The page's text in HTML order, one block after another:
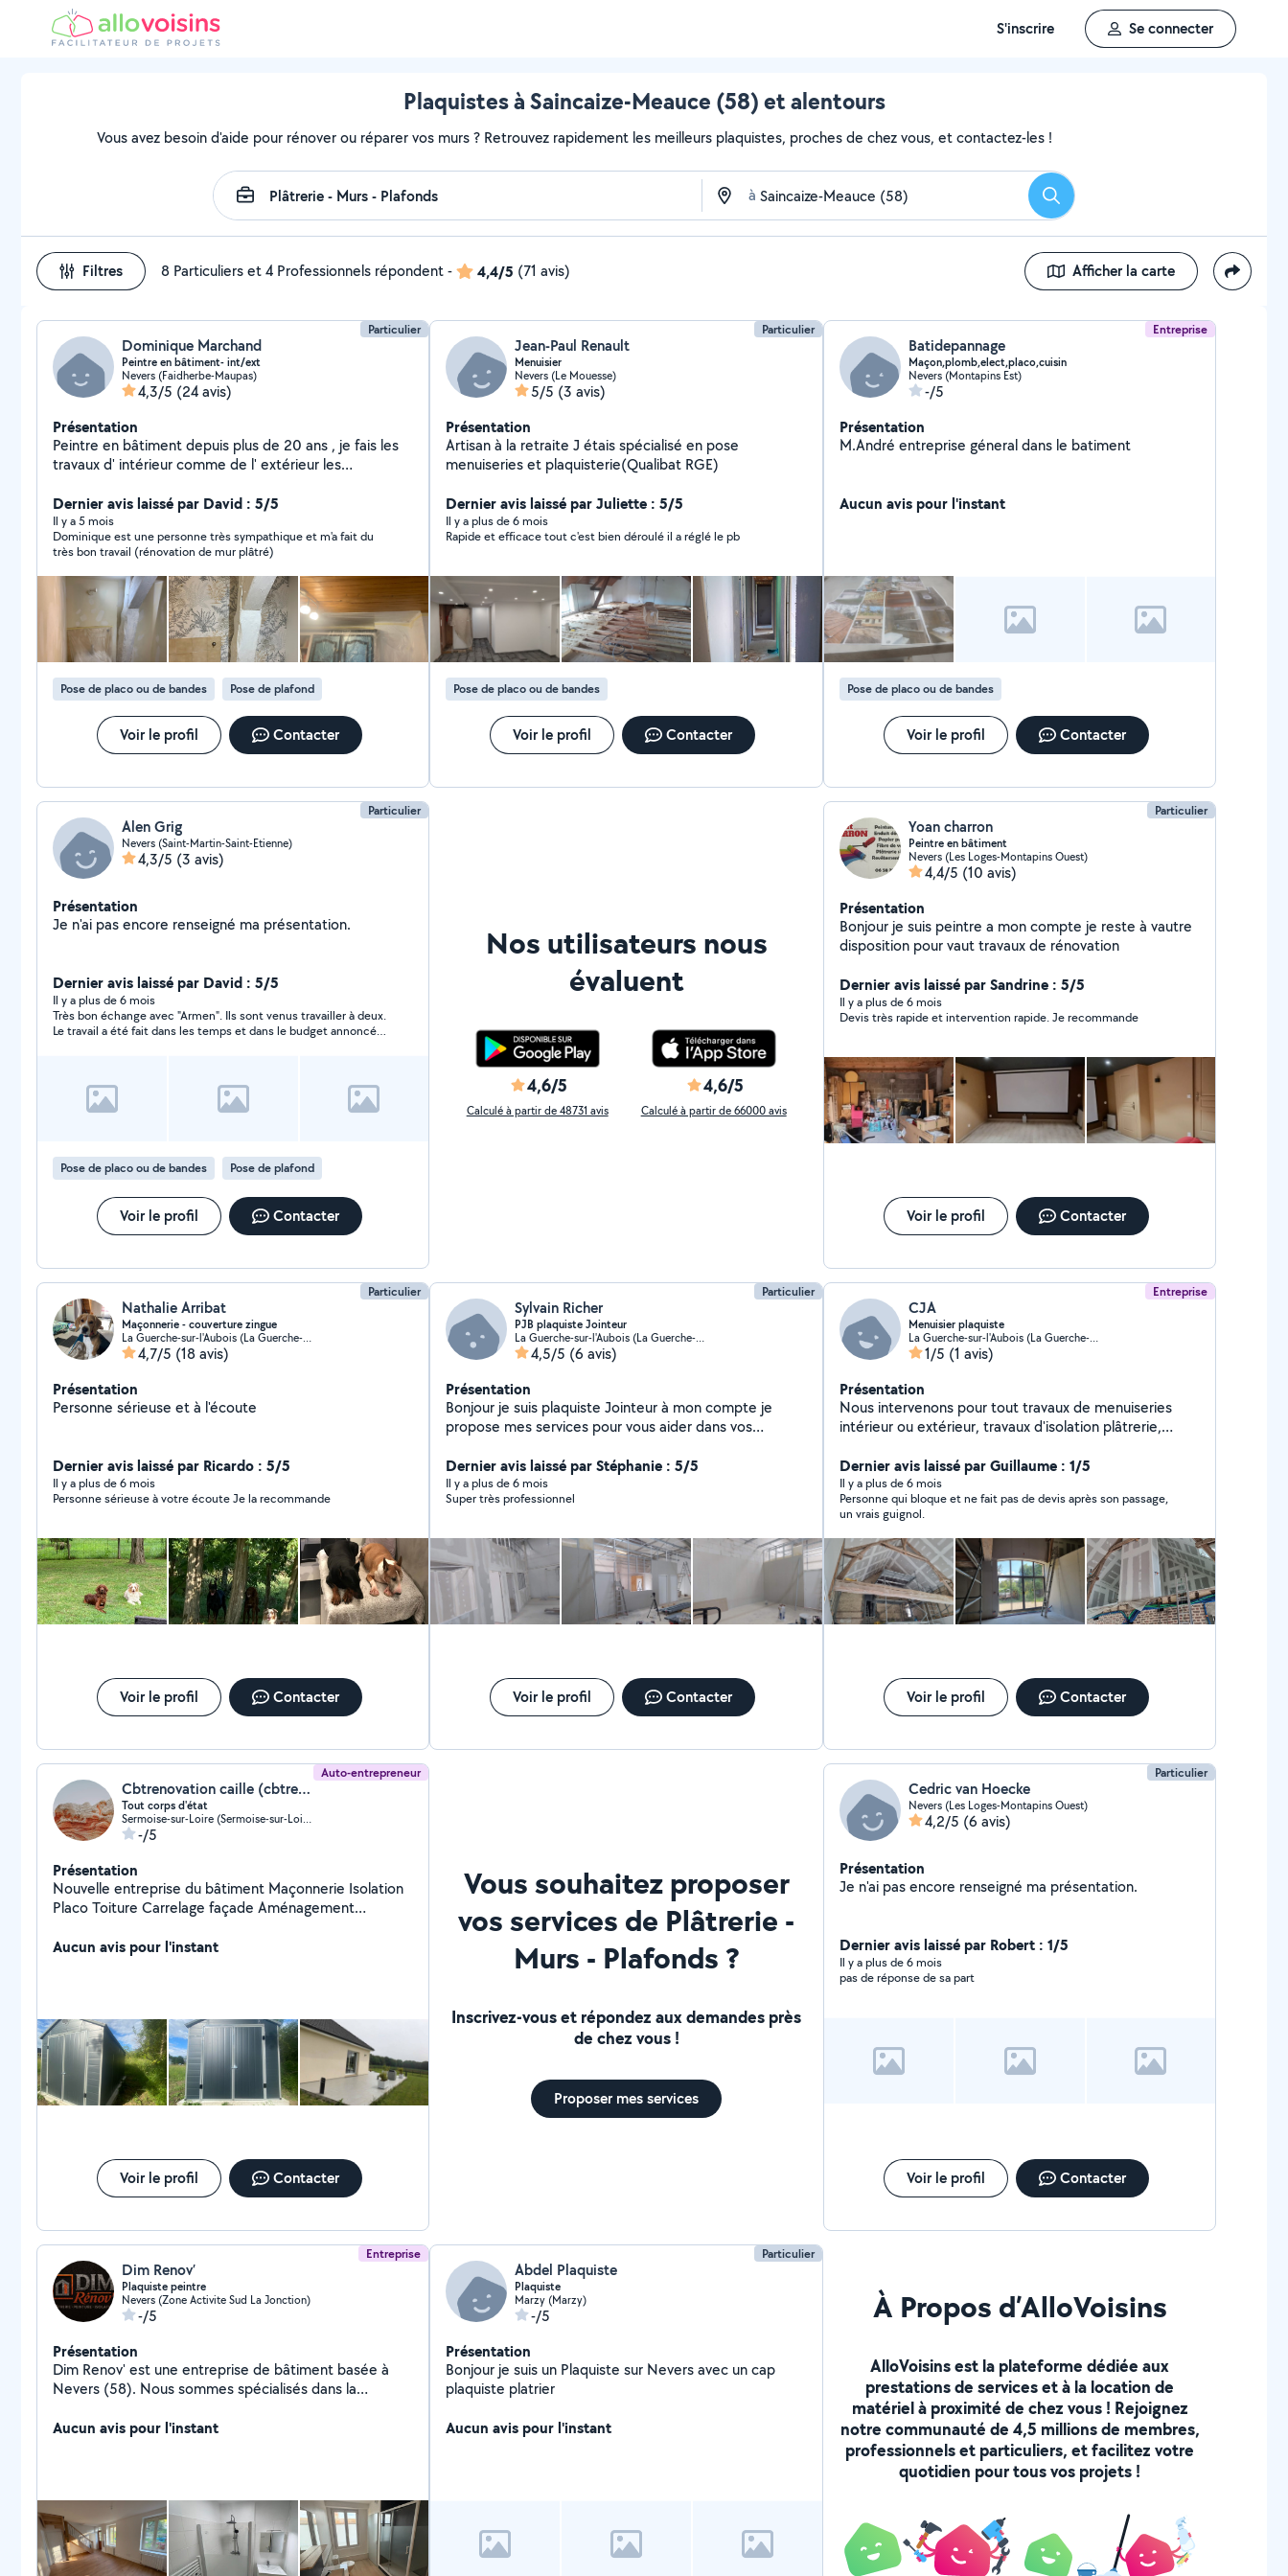
S'inscrire Se connecter
Plaquistes à Saincaize-Meauce (58) et alentours
Vous avez besoin d'aide pour rénover ou réparer vos murs ? Retrouvez rapidement les meilleurs plaquistes, proches de chez vous, et contactez-les !
à Rechercher
Filtres 8 Particuliers et 4 Professionnels répondent- 4,4/5 (71 avis) Afficher la carte
Particulier
Dominique Marchand
Peintre en bâtiment- int/ext
Nevers (Faidherbe-Maupas)
4,3/5 (24 avis)
Présentation
Peintre en bâtiment depuis plus de 20 ans , je fais les
travaux d' intérieur comme de l' extérieur les
Je suis applicateur de peinture sur tous supports , je
pose les revêtements muraux papiers peint et fibre de
verre à peindre et pose de revêtements de sol pvc et
moquettes . Je fais de la peinture de sol intérieur
/extérieur époxy et polyuréthane, J' interviens sur les
supports abimés suite aux dégats des eaux Je fais du
traitement de façade du nettoyage à la finition en
peinture et propose les solutions techniques pour les
différents supports à traiter.
Dernier avis laissé par David : 5/5
Il y a 5 mois
Dominique est une personne très sympathique et m'a fait du
très bon travail (rénovation de mur plâtré)
Pose de placo ou de bandes Pose de plafond
Voir le profil Contacter
Particulier
Jean-Paul Renault
Menuisier
Nevers (Le Mouesse)
5/5 (3 avis)
Présentation
Artisan à la retraite J étais spécialisé en pose
menuiseries et plaquisterie(Qualibat RGE)
Dernier avis laissé par Juliette : 5/5
Il y a plus de 6 mois
Rapide et efficace tout c'est bien déroulé il a réglé le pb
Pose de placo ou de bandes
Voir le profil Contacter
Entreprise
Batidepannage
Maçon,plomb,elect,placo,cuisin
Nevers (Montapins Est)
-/5
Présentation
M.André entreprise géneral dans le batiment
Aucun avis pour l'instant
Pose de placo ou de bandes
Voir le profil Contacter
Particulier
Alen Grig
Nevers (Saint-Martin-Saint-Etienne)
4,3/5 (3 avis)
Présentation
Je n'ai pas encore renseigné ma présentation.
Dernier avis laissé par David : 5/5
Il y a plus de 6 mois
Très bon échange avec "Armen". Ils sont venus travailler à deux.
Le travail a été fait dans les temps et dans le budget annoncé.
Pose de placo ou de bandes Pose de plafond
Voir le profil Contacter
Nos utilisateurs nous
évaluent
4,6/5
Calculé à partir de 48731 avis
4,6/5
Calculé à partir de 66000 avis
Particulier
Yoan charron
Peintre en bâtiment
Nevers (Les Loges-Montapins Ouest)
4,4/5 (10 avis)
Présentation
Bonjour je suis peintre a mon compte je reste à vautre
disposition pour vaut travaux de rénovation
Dernier avis laissé par Sandrine : 5/5
Il y a plus de 6 mois
Devis très rapide et intervention rapide. Je recommande
Voir le profil Contacter
Particulier
Nathalie Arribat
Maçonnerie - couverture zingue
La Guerche-sur-l'Aubois (La Guerche-sur-l'Aubois)
4,7/5 (18 avis)
Présentation
Personne sérieuse et à l'écoute
Dernier avis laissé par Ricardo : 5/5
Il y a plus de 6 mois
Personne sérieuse à votre écoute Je la recommande
Voir le profil Contacter
Particulier
Sylvain Richer
PJB plaquiste Jointeur
La Guerche-sur-l'Aubois (La Guerche-sur-l'Aubois)
4,5/5 (6 avis)
Présentation
Bonjour je suis plaquiste Jointeur à mon compte je
propose mes services pour vous aider dans vos
n'hésitez pas à me contacter travail très propre et
soigner
Dernier avis laissé par Stéphanie : 5/5
Il y a plus de 6 mois
Super très professionnel
Voir le profil Contacter
Entreprise
CJA
Menuisier plaquiste
La Guerche-sur-l'Aubois (La Guerche-sur-l'Aubois)
1/5 (1 avis)
Présentation
Nous intervenons pour tout travaux de menuiseries
intérieur ou extérieur, travaux d'isolation plâtrerie,
,aménagement intérieur, cuisine ,salle de bain
Dernier avis laissé par Guillaume : 1/5
Il y a plus de 6 mois
Personne qui bloque et ne fait pas de devis après son passage,
un vrais guignol.
Voir le profil Contacter
Auto-entrepreneur
Cbtrenovation caille (cbtrenovation)
Tout corps d'état
Sermoise-sur-Loire (Sermoise-sur-Loire)
-/5
Présentation
Nouvelle entreprise du bâtiment Maçonnerie Isolation
Placo Toiture Carrelage façade Aménagement
Aucun avis pour l'instant
Voir le profil Contacter
Vous souhaitez proposer
vos services de Plâtrerie -
Murs - Plafonds ?
Inscrivez-vous et répondez aux demandes près
de chez vous !
Proposer mes services
Particulier
Cedric van Hoecke
Nevers (Les Loges-Montapins Ouest)
4,2/5 (6 avis)
Présentation
Je n'ai pas encore renseigné ma présentation.
Dernier avis laissé par Robert : 1/5
Il y a plus de 6 mois
pas de réponse de sa part
Voir le profil Contacter
Entreprise
Dim Renov’
Plaquiste peintre
Nevers (Zone Activite Sud La Jonction)
-/5
Présentation
Dim Renov' est une entreprise de bâtiment basée à
Nevers (58). Nous sommes spécialisés dans la
particuliers et les professionnels.
Aucun avis pour l'instant
Particulier
Abdel Plaquiste
Plaquiste
Marzy (Marzy)
-/5
Présentation
Bonjour je suis un Plaquiste sur Nevers avec un cap
plaquiste platrier
Aucun avis pour l'instant
À Propos d’AlloVoisins
AlloVoisins est la plateforme dédiée aux
prestations de services et à la location de
matériel à proximité de chez vous ! Rejoignez
notre communauté de 4,5 millions de membres,
professionnels et particuliers, et facilitez votre
quotidien pour tous vos projets !